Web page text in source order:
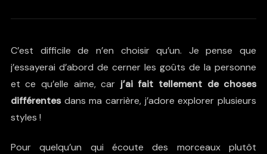
C’est difficile de n’en choisir qu’un. Je pense que
j’essayerai d’abord de cerner les goûts de la personne
et ce qu’elle aime, car j’ai fait tellement de choses
différentesdans ma carrière, j’adore explorer plusieurs
styles !
Pour quelqu’un qui écoute des morceaux plutôt